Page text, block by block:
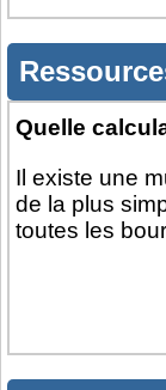
Quelle
Il existe une
de la plus
toutes les